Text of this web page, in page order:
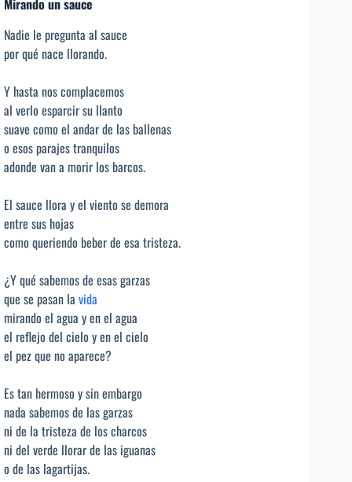
Mirando un sauce
Nadie le pregunta al sauce
por qué nace llorando.
Y hasta nos complacemos
al verlo esparcir su llanto
suave como el andar de las ballenas
o esos parajes tranquilos
adonde van a morir los barcos.
El sauce llora y el viento se demora
entre sus hojas
como queriendo beber de esa tristeza.
¿Y qué sabemos de esas garzas
que se pasan la vida
mirando el agua y en el agua
el reflejo del cielo y en el cielo
el pez que no aparece?
Es tan hermoso y sin embargo
nada sabemos de las garzas
ni de la tristeza de los charcos
ni del verde llorar de las iguanas
o de las lagartijas.